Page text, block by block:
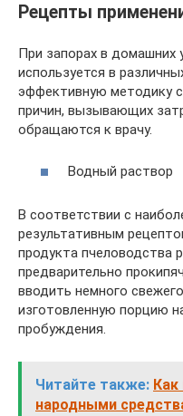
Рецепты
При запорах в домашних
используется в
эффективную методику
причин, вызывающих
обращаются к врачу.
Водный раствор
В соответствии с
результативным
продукта пчеловодства
предварительно
вводить немного
изготовленную порцию
пробуждения.
Читайте также:
народными